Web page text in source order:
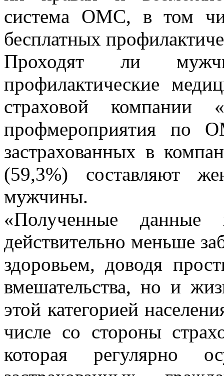
система ОМС, в том
бесплатных
Проходят ли
профилактические
страховой
профмероприятия по
застрахованных в
(59,3%) составляют
мужчины.
«Полученные
действительно меньше
здоровьем, доводя
вмешательства, но и
этой категорией
числе со стороны
которая регулярно